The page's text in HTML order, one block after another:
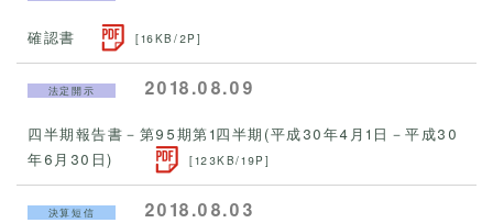
確認書 [16KB/2P]
法定開示 2018.08.09
四半期報告書－第95期第1四半期(平成30年4月1日－平成30
年6月30日)
[123KB/19P]
決算短信 2018.08.03